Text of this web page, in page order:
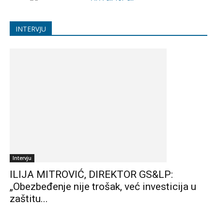
INTERVJU
Intervju
ILIJA MITROVIĆ, DIREKTOR GS&LP:
„Obezbeđenje nije trošak, već investicija u
zaštitu...